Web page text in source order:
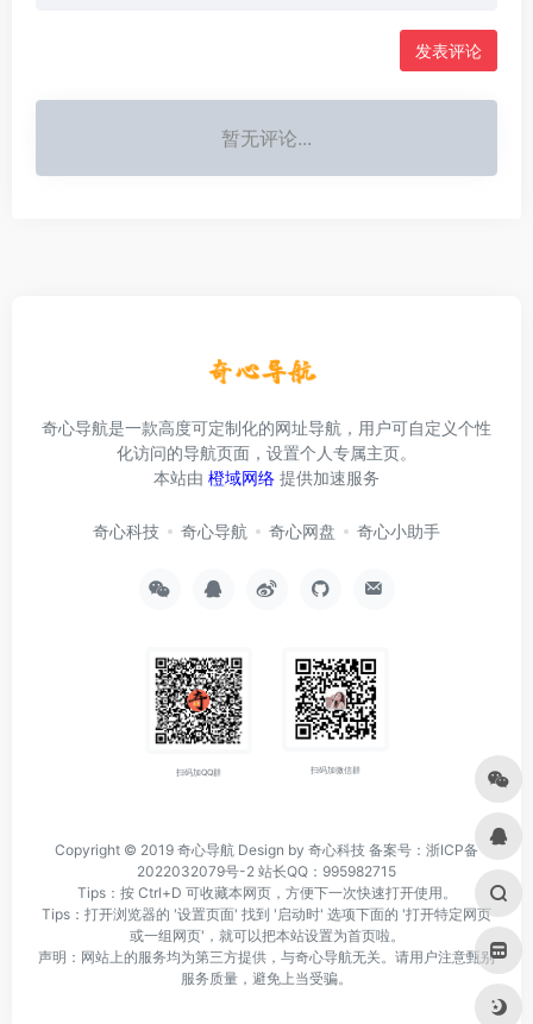
发表评论
暂无评论...
奇心导航是一款高度可定制化的网址导航，用户可自定义个性
化访问的导航页面，设置个人专属主页。
本站由 橙域网络 提供加速服务
奇心科技 奇心导航 奇心网盘 奇心小助手
扫码加QQ群 扫码加微信群
Copyright © 2019 奇心导航 Design by 奇心科技 备案号：浙ICP备
2022032079号-2 站长QQ：995982715
Tips：按 Ctrl+D 可收藏本网页，方便下一次快速打开使用。
Tips：打开浏览器的 '设置页面' 找到 '启动时' 选项下面的 '打开特定网页
或一组网页'，就可以把本站设置为首页啦。
声明：网站上的服务均为第三方提供，与奇心导航无关。请用户注意甄别
服务质量，避免上当受骗。